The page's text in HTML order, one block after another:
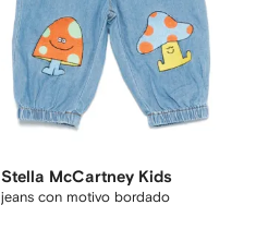
Stella McCartney Kids
jeans con motivo bordado